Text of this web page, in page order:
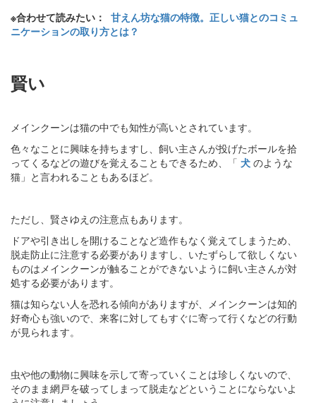
※合わせて読みたい： 甘えん坊な猫の特徴。正しい猫とのコミュ
ニケーションの取り方とは？
賢い
メインクーンは猫の中でも知性が高いとされています。
色々なことに興味を持ちますし、飼い主さんが投げたボールを拾
ってくるなどの遊びを覚えることもできるため、「 犬 のような
猫」と言われることもあるほど。
ただし、賢さゆえの注意点もあります。
ドアや引き出しを開けることなど造作もなく覚えてしまうため、
脱走防止に注意する必要がありますし、いたずらして欲しくない
ものはメインクーンが触ることができないように飼い主さんが対
処する必要があります。
猫は知らない人を恐れる傾向がありますが、メインクーンは知的
好奇心も強いので、来客に対してもすぐに寄って行くなどの行動
が見られます。
虫や他の動物に興味を示して寄っていくことは珍しくないので、
そのまま網戸を破ってしまって脱走などということにならないよ